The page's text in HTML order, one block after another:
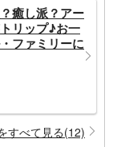
癒し派？アー
リップ♪お一
ファミリーに
すべて見る(12)